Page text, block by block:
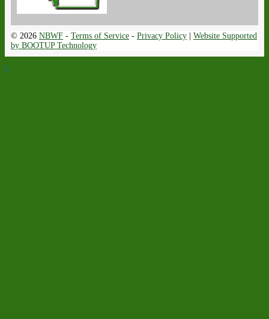
© 2026 NBWF - Terms of Service - Privacy Policy
Website Supported
by BOOTUP Technology
↑